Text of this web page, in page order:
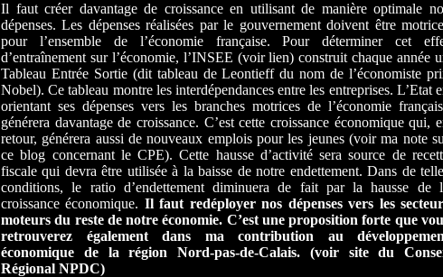
Il faut créer davantage de croissance en utilisant de manière optimale
dépenses. Les dépenses réalisées par le gouvernement doivent être
pour l’ensemble de l’économie française. Pour déterminer cet
d’entraînement sur l’économie, l’INSEE (voir lien) construit chaque année
Tableau Entrée Sortie (dit tableau de Leontieff du nom de l’économiste
Nobel). Ce tableau montre les interdépendances entre les entreprises. L’Etat
orientant ses dépenses vers les branches motrices de l’économie
générera davantage de croissance. C’est cette croissance économique qui,
retour, générera aussi de nouveaux emplois pour les jeunes (voir ma note
ce blog concernant le CPE). Cette hausse d’activité sera source de
fiscale qui devra être utilisée à la baisse de notre endettement. Dans de
conditions, le ratio d’endettement diminuera de fait par la hausse de
croissance économique. Il faut redéployer nos dépenses vers les
moteurs du reste de notre économie. C’est une proposition forte que
retrouverez également dans ma contribution au
économique de la région Nord-pas-de-Calais. (voir site du
Régional NPDC)